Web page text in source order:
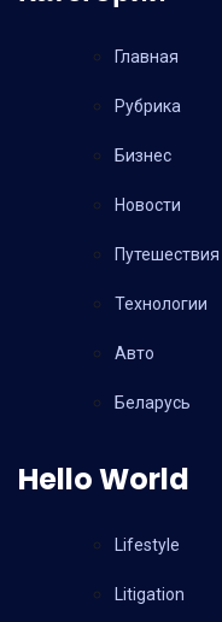
Главная
Рубрика
Бизнес
Новости
Путешествия
Технологии
Авто
Беларусь
Hello World
Lifestyle
Litigation